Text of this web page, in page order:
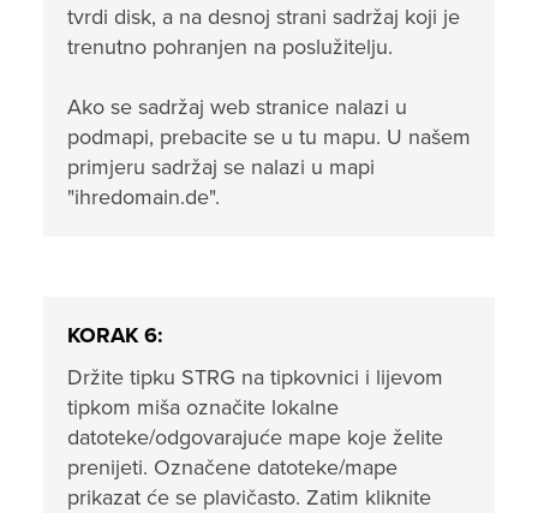
tvrdi disk, a na desnoj strani sadržaj koji je
trenutno pohranjen na poslužitelju.
Ako se sadržaj web stranice nalazi u
podmapi, prebacite se u tu mapu. U našem
primjeru sadržaj se nalazi u mapi
"ihredomain.de".
KORAK 6:
Držite tipku STRG na tipkovnici i lijevom
tipkom miša označite lokalne
datoteke/odgovarajuće mape koje želite
prenijeti. Označene datoteke/mape
prikazat će se plavičasto. Zatim kliknite